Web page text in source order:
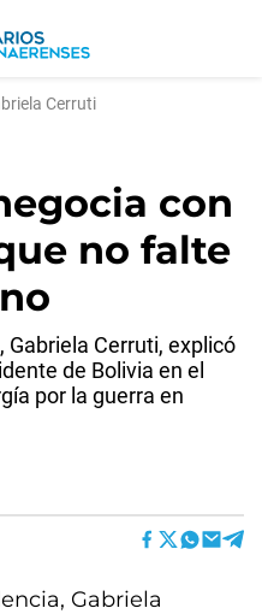
Cerruti
con
no falte
Gabriela Cerruti, explicó
de Bolivia en el
por la guerra en
Gabriela